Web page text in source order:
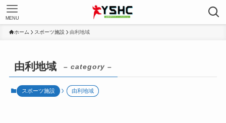
MENU
ホーム スポーツ施設 由利地域
由利地域 – category –
スポーツ施設 由利地域